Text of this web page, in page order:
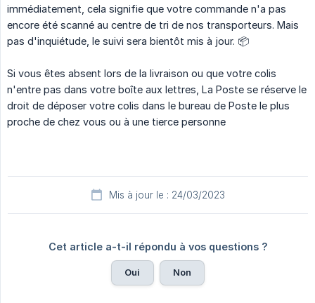
immédiatement, cela signifie que votre commande n'a pas
encore été scanné au centre de tri de nos transporteurs. Mais
pas d'inquiétude, le suivi sera bientôt mis à jour. 📦
Si vous êtes absent lors de la livraison ou que votre colis
n'entre pas dans votre boîte aux lettres, La Poste se réserve le
droit de déposer votre colis dans le bureau de Poste le plus
proche de chez vous ou à une tierce personne
Mis à jour le : 24/03/2023
Cet article a-t-il répondu à vos questions ?
Oui Non